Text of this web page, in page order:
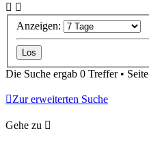
Anzeigen:
Die Suche ergab 0 Treffer • Seite
Zur erweiterten Suche
Gehe zu